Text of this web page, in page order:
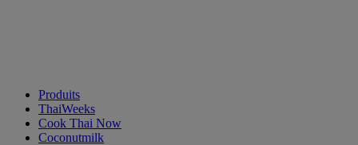
Produits
ThaiWeeks
Cook Thai Now
Coconutmilk